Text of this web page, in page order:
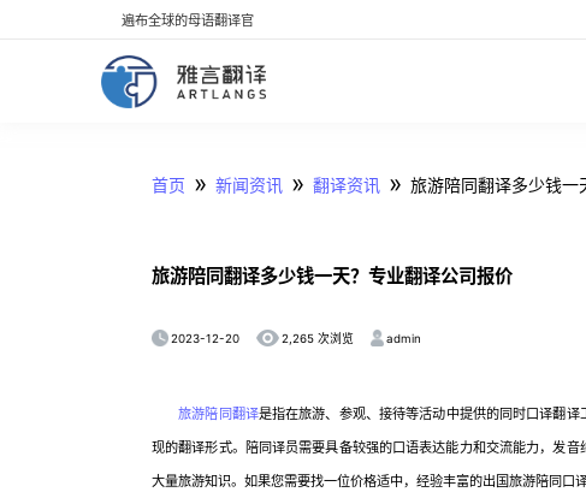
遍布全球的母语翻译官
首页 » 新闻资讯 » 翻译资讯 » 旅游陪同翻译多少钱一
旅游陪同翻译多少钱一天？专业翻译公司报价
2023-12-20 2,265 次浏览 admin
旅游陪同翻译是指在旅游、参观、接待等活动中提供的同时口译翻
现的翻译形式。陪同译员需要具备较强的口语表达能力和交流能力，发
大量旅游知识。如果您需要找一位价格适中，经验丰富的出国旅游陪同口